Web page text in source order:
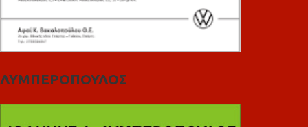
ΛΥΜΠΕΡΟΠΟΥΛΟΣ